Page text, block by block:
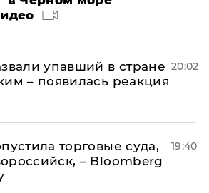
упавший в стране
– появилась реакция
20:02
торговые суда,
– Bloomberg
19:40